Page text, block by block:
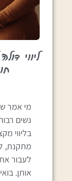
ליווי
מי אמר
נשים
בליווי
מתקנת,
לעבור
אותן.